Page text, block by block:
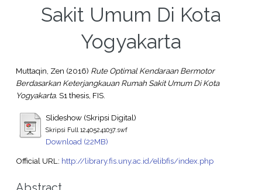
Sakit Umum Di Kota
Yogyakarta
Muttaqin, Zen (2016) Rute Optimal Kendaraan Bermotor
Berdasarkan Keterjangkauan Rumah Sakit Umum Di Kota
Yogyakarta. S1 thesis, FIS.
Slideshow (Skripsi Digital)
Skripsi Full 12405241037.swf
Download (22MB)
Official URL: http://library.fis.uny.ac.id/elibfis/index.php